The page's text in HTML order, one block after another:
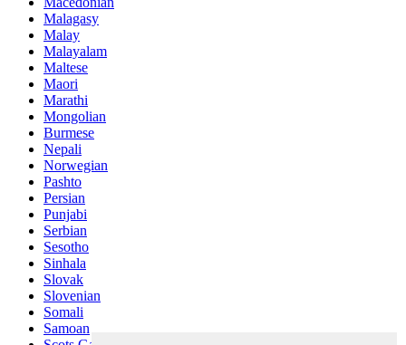
Malagasy
Malay
Malayalam
Maltese
Maori
Marathi
Mongolian
Burmese
Nepali
Norwegian
Pashto
Persian
Punjabi
Serbian
Sesotho
Sinhala
Slovak
Slovenian
Somali
Samoan